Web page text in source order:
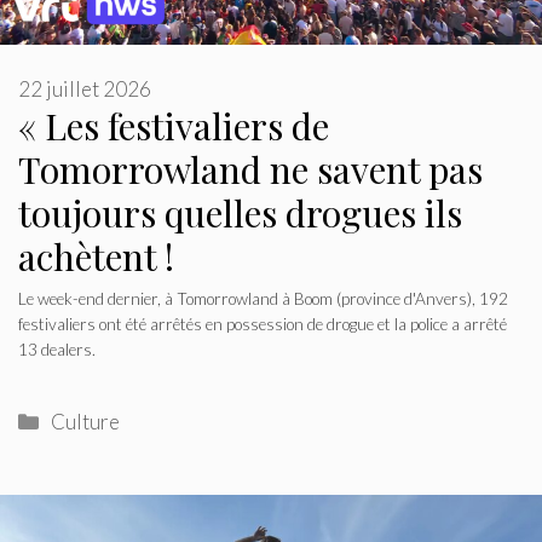
« Les festivaliers de
Tomorrowland ne savent pas
toujours quelles drogues ils
achètent !
22 juillet 2026
Le week-end dernier, à Tomorrowland à Boom (province d'Anvers), 192
festivaliers ont été arrêtés en possession de drogue et la police a arrêté
13 dealers.
Catégories
Culture